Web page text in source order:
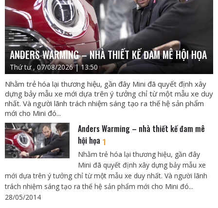
ANDERS WARMING – NHÀ THIẾT KẾ ĐAM MÊ HỘI HỌA
Thứ tư , 07/08/2026 | 13:50
Nhằm trẻ hóa lại thương hiệu, gần đây Mini đã quyết định xây
dựng bảy mẫu xe mới dựa trên ý tưởng chỉ từ một mẫu xe duy
nhất. Và người lãnh trách nhiệm sáng tạo ra thế hệ sản phẩm
mới cho Mini đó...
Anders Warming – nhà thiết kế đam mê
hội họa 1
Nhằm trẻ hóa lại thương hiệu, gần đây
Mini đã quyết định xây dựng bảy mẫu xe
mới dựa trên ý tưởng chỉ từ một mẫu xe duy nhất. Và người lãnh
trách nhiệm sáng tạo ra thế hệ sản phẩm mới cho Mini đó...
28/05/2014